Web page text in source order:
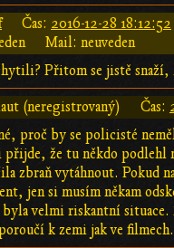
Čas: 2016-12-28 18:12:52
Mail: neuveden
Přitom se jistě
(neregistrovaný) Čas:
proč by se policisté
přijde, že tu někdo podlehl
zbraň vytáhnout. Pokud
jen si musím někam
velmi riskantní situace.
k zemi jak ve